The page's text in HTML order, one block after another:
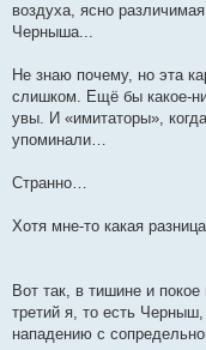
воздуха, ясно
Черныша...
Не знаю почему, но эта
слишком. Ещё бы какое-
увы. И «имитаторы»,
упоминали…
Странно…
Хотя мне-то какая
Вот так, в тишине и
третий я, то есть
нападению с